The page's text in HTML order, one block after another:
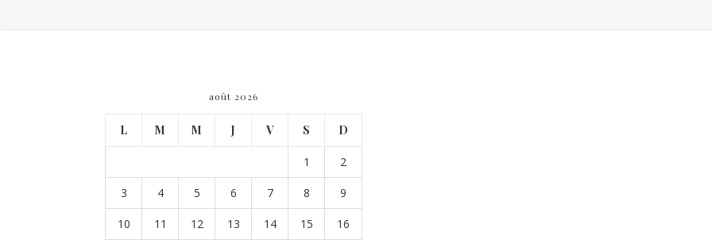
août 2026
L M M J V S D
1 2
3 4 5 6 7 8 9
10 11 12 13 14 15 16